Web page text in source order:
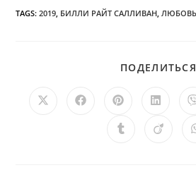
TAGS:2019 БИЛЛИ РАЙТ САЛЛИВАН ЛЮБОВЬ
ПОДЕЛИТЬСЯ
Открывается
Открывается
новом
в
новомновом